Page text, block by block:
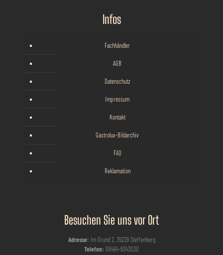
Infos
Fachhändler
AGB
Datenschutz
Impressum
Kontakt
Gastrolux-Bildarchiv
FAQ
Reklamation
Besuchen Sie uns vor Ort
Adresse: Im Grund 2, 35239 Steffenberg
Telefon: 06464-9343030